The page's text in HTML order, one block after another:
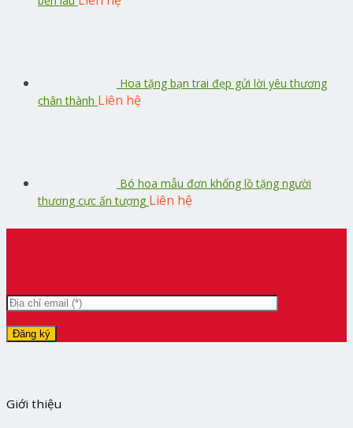
Hoa tặng bạn trai đẹp gửi lời yêu thương
chân thành Liên hệ
Bó hoa mẫu đơn khổng lồ tặng người
thương cực ấn tượng Liên hệ
Giới thiệu